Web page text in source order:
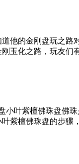
他的金刚盘玩之
玉化之路，玩友们
小叶紫檀佛珠盘佛
紫檀佛珠盘的步骤